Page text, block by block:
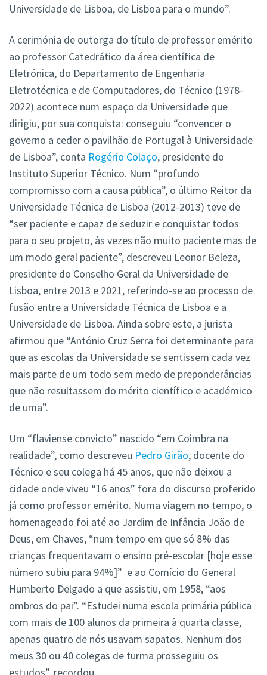
Universidade de Lisboa, de Lisboa para o mundo”.
A cerimónia de outorga do título de professor emérito
ao professor Catedrático da área científica de
Eletrónica, do Departamento de Engenharia
Eletrotécnica e de Computadores, do Técnico (1978-
2022) acontece num espaço da Universidade que
dirigiu, por sua conquista: conseguiu “convencer o
governo a ceder o pavilhão de Portugal à Universidade
de Lisboa”, conta Rogério Colaço, presidente do
Instituto Superior Técnico. Num “profundo
compromisso com a causa pública”, o último Reitor da
Universidade Técnica de Lisboa (2012-2013) teve de
“ser paciente e capaz de seduzir e conquistar todos
para o seu projeto, às vezes não muito paciente mas de
um modo geral paciente”, descreveu Leonor Beleza,
presidente do Conselho Geral da Universidade de
Lisboa, entre 2013 e 2021, referindo-se ao processo de
fusão entre a Universidade Técnica de Lisboa e a
Universidade de Lisboa. Ainda sobre este, a jurista
afirmou que “António Cruz Serra foi determinante para
que as escolas da Universidade se sentissem cada vez
mais parte de um todo sem medo de preponderâncias
que não resultassem do mérito científico e académico
de uma”.
Um “flaviense convicto” nascido “em Coimbra na
realidade”, como descreveu Pedro Girão, docente do
Técnico e seu colega há 45 anos, que não deixou a
cidade onde viveu “16 anos” fora do discurso proferido
já como professor emérito. Numa viagem no tempo, o
homenageado foi até ao Jardim de Infância João de
Deus, em Chaves, “num tempo em que só 8% das
crianças frequentavam o ensino pré-escolar [hoje esse
número subiu para 94%]” e ao Comício do General
Humberto Delgado a que assistiu, em 1958, “aos
ombros do pai”. “Estudei numa escola primária pública
com mais de 100 alunos da primeira à quarta classe,
apenas quatro de nós usavam sapatos. Nenhum dos
meus 30 ou 40 colegas de turma prosseguiu os